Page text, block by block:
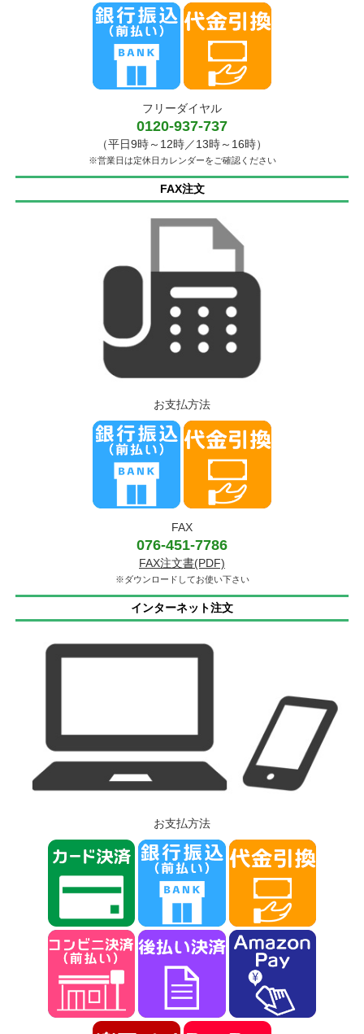
フリーダイヤル
0120-937-737
（平日9時～12時／13時～16時）
※営業日は定休日カレンダーをご確認ください
FAX注文
お支払方法
FAX
076-451-7786
FAX注文書(PDF)
※ダウンロードしてお使い下さい
インターネット注文
お支払方法